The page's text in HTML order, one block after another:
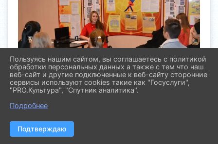
Пользуясь нашим сайтом, вы соглашаетесь с политикой
обработки персональных данных а также с тем что наш
веб-сайт и другие подключенные к веб-сайту сторонние
сервисы используют cookies такие как "Госуслуги",
"PRO.Культура", "Спутник аналитика".
Подробнее
Подтверждаю